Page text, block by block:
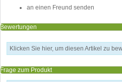
an einen Freund senden
Bewertungen
Klicken Sie hier, um diesen Artikel zu
Frage zum Produkt